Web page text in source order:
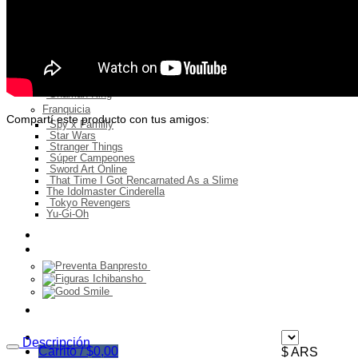
Re: Zero
Sailor Moon
Shaman King
Franquicia
Spy x Familiy
Star Wars
Stranger Things
Súper Campeones
Sword Art Online
That Time I Got Rencarnated As a Slime
The Idolmaster Cinderella
Tokyo Revengers
Yu-Gi-Oh
$ ARS
Carrito /$0,00
Compartí este producto con tus amigos:
Descripción